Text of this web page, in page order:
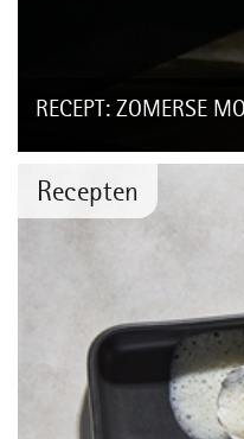
RECEPT: ZOMERSE
Recepten